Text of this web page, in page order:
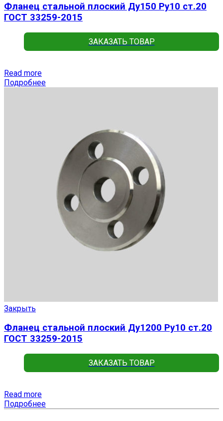
Фланец стальной плоский Ду150 Ру10 ст.20
ГОСТ 33259-2015
ЗАКАЗАТЬ ТОВАР
Read more
Подробнее
Закрыть
Фланец стальной плоский Ду1200 Ру10 ст.20
ГОСТ 33259-2015
ЗАКАЗАТЬ ТОВАР
Read more
Подробнее